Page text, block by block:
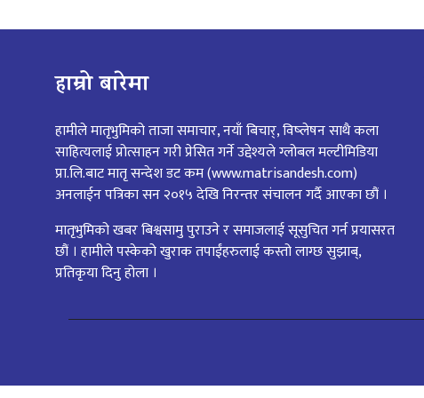
हाम्रो बारेमा
हामीले मातृभुमिको ताजा समाचार, नयाँ बिचार्, विष्लेषन साथै कला
साहित्यलाई प्रोत्साहन गरी प्रेसित गर्ने उद्देश्यले ग्लोबल मल्टीमिडिया
प्रा.लि.बाट मातृ सन्देश डट कम (www.matrisandesh.com)
अनलाईन पत्रिका सन २०१५ देखि निरन्तर संचालन गर्दै आएका छौं ।
मातृभुमिको खबर बिश्वसामु पुराउने र समाजलाई सूसुचित गर्न प्रयासरत
छौं । हामीले पस्केको खुराक तपाईंहरुलाई कस्तो लाग्छ सुझाब्,
प्रतिकृया दिनु होला ।